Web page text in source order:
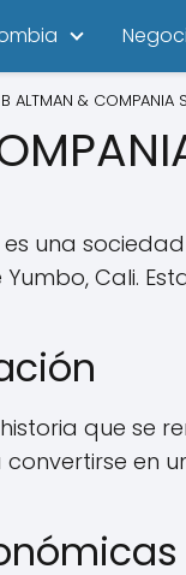
B ALTMAN & COMPANIA
es una
Cali.
que se
en